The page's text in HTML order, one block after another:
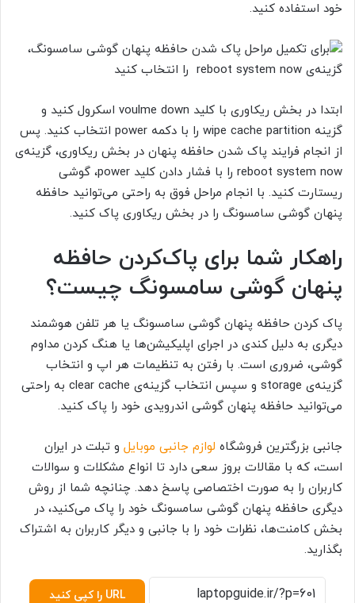
خود استفاده کنید.
ابتدا در بخش ریکاوری با کلید voulme down اسکرول کنید و
گزینه wipe cache partition را با دکمه power انتخاب کنید. پس
از انجام فرایند پاک شدن حافظه پنهان در بخش ریکاوری، گزینه‌ی
reboot system now را با فشار دادن کلید power، گوشی
ریستارت کنید. با انجام مراحل فوق به راحتی می‌توانید حافظه
پنهان گوشی سامسونگ را در بخش ریکاوری پاک کنید.
راهکار شما برای پاک‌کردن حافظه
پنهان گوشی سامسونگ چیست؟
پاک کردن حافظه پنهان گوشی سامسونگ یا هر تلفن هوشمند
دیگری به دلیل کندی در اجرای اپلیکیشن‌ها یا هنگ کردن مداوم
گوشی، ضروری است. با رفتن به تنظیمات هر اپ و انتخاب
گزینه‌ی storage
و سپس انتخاب گزینه‌ی clear cache به راحتی
می‌توانید حافظه پنهان گوشی اندرویدی خود را پاک کنید.
جانبی بزرگترین فروشگاه لوازم جانبی موبایل و تبلت در ایران
است، که با مقالات بروز سعی دارد تا انواع مشکلات و سوالات
کاربران را به صورت اختصاصی پاسخ دهد. چنانچه شما از روش
دیگری حافظه پنهان گوشی سامسونگ خود را پاک می‌کنید، در
بخش کامنت‌ها، نظرات خود را با جانبی و دیگر کاربران به اشتراک
بگذارید.
URL را کپی کنید